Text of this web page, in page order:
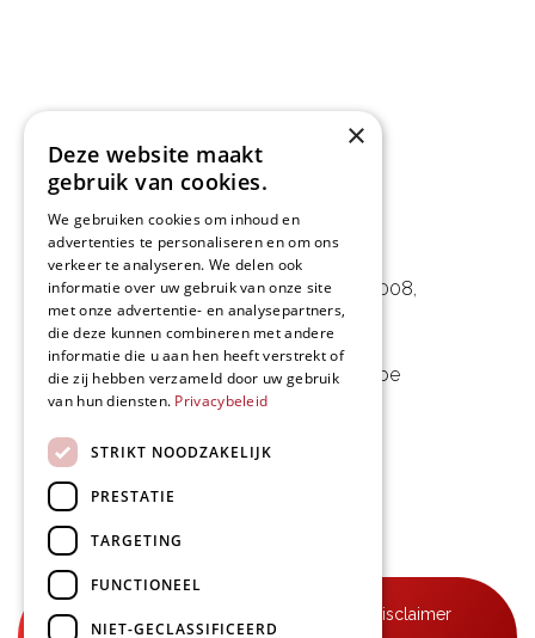
L&D Foodpartner BV
Noorwegenstraat 29D, Haven 8008,
9940 Evergem, BE
09 253 49 57- mail@delmo.be
BE 0768.656.308
Volg ons
Disclaimer
×
Deze website maakt
gebruik van cookies.
We gebruiken cookies om inhoud en
advertenties te personaliseren en om ons
verkeer te analyseren. We delen ook
informatie over uw gebruik van onze site
met onze advertentie- en analysepartners,
die deze kunnen combineren met andere
informatie die u aan hen heeft verstrekt of
die zij hebben verzameld door uw gebruik
van hun diensten. Privacybeleid
STRIKT NOODZAKELIJK
PRESTATIE
TARGETING
FUNCTIONEEL
NIET-GECLASSIFICEERD